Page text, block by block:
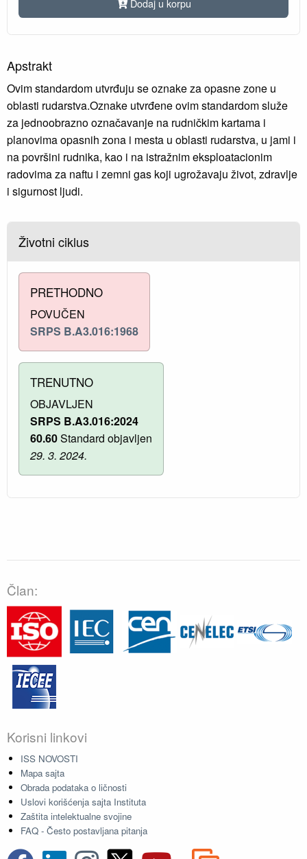
Apstrakt
Ovim standardom utvrđuju se oznake za opasne zone u
oblasti rudarstva.Oznake utvrđene ovim standardom služe
za jednoobrazno označavanje na rudničkim kartama i
planovima opasnih zona i mesta u oblasti rudarstva, u jami i
na površini rudnika, kao i na istražnim eksploatacionim
radovima za naftu i zemni gas koji ugrožavaju život, zdravlje
i sigurnost ljudi.
Životni ciklus
PRETHODNO
POVUČEN
SRPS B.A3.016:1968
TRENUTNO
OBJAVLJEN
SRPS B.A3.016:2024
60.60Standard objavljen
29. 3. 2024.
Član:
Korisni linkovi
ISS NOVOSTI
Mapa sajta
Obrada podataka o ličnosti
Uslovi korišćenja sajta Instituta
Zaštita intelektualne svojine
FAQ - Često postavljana pitanja